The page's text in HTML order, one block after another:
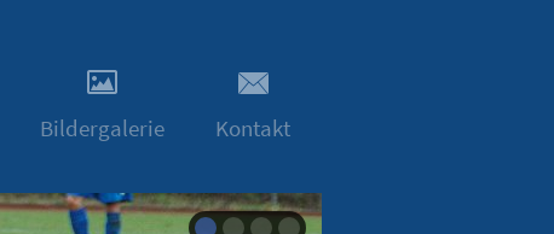
Bildergalerie Kontakt